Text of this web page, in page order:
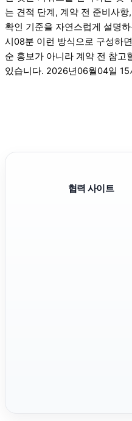
는 견적 단계, 계약 전 준비사
확인 기준을 자연스럽게 설명
시08분 이런 방식으로 구성하
순 홍보가 아니라 계약 전 참고
있습니다. 2026년06월04일 15
협력 사이트